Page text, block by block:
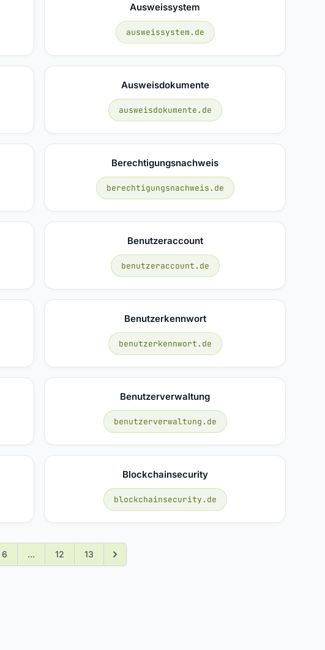
Ausweissystem
ausweissystem.de
Ausweisdokumente
ausweisdokumente.de
Berechtigungsnachweis
berechtigungsnachweis.de
Benutzeraccount
benutzeraccount.de
Benutzerkennwort
benutzerkennwort.de
Benutzerverwaltung
benutzerverwaltung.de
Blockchainsecurity
blockchainsecurity.de
6 ... 12 13